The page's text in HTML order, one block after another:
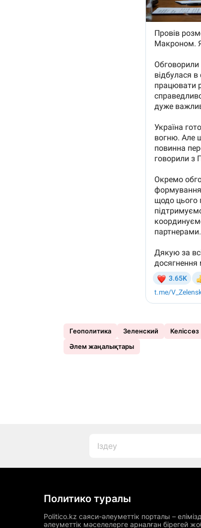
Геополитика Зеленский Келіссөз
Әлем жаңалықтары
Политико туралы
Politico.kz саяси-әлеуметтік порталы –
әлеуметтік мәселелерге арналған бірегей